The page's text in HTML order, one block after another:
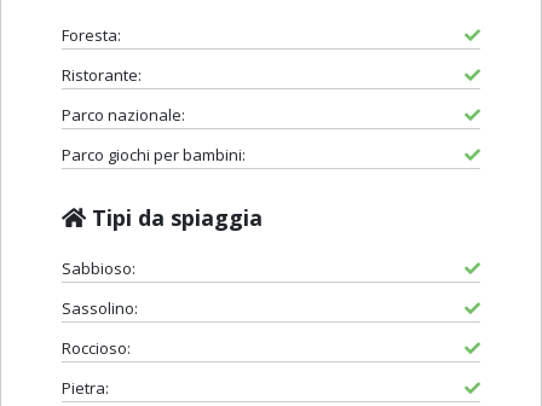
Foresta:
Ristorante:
Parco nazionale:
Parco giochi per bambini:
Tipi da spiaggia
Sabbioso:
Sassolino:
Roccioso:
Pietra: